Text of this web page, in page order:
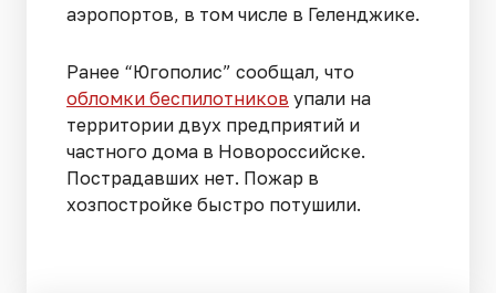
аэропортов, в том числе в Геленджике.
Ранее “Югополис” сообщал, что
обломки беспилотников упали на
территории двух предприятий и
частного дома в Новороссийске.
Пострадавших нет. Пожар в
хозпостройке быстро потушили.